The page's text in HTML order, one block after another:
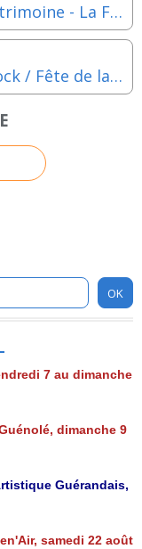
Saint Lyphard - Journées du patrimoine - La Fouée du feu, découverte de Kerhinet, visites guidées les samedi 20 et dimanche 21 septembre 2025
Mesquer - Concert d'Apès O'Clock / Fête de la mer - Samedi 20 septembre 2025
7 au dimanche
dimanche 9
Guérandais,
samedi 22 août